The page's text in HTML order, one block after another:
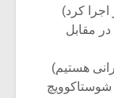
اجرا کرد)
مقابل
هستیم)